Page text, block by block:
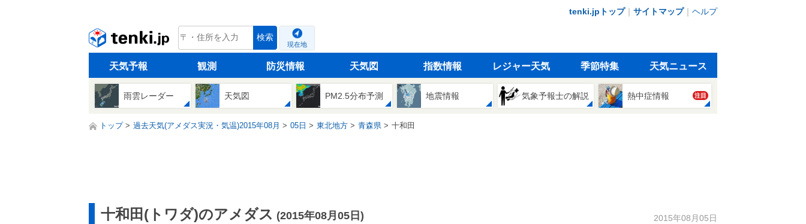
tenki.jpトップ｜ サイトマップ｜ ヘルプ
tenki.jp 検索
現在地
天気予報 観測 防災情報 天気図 指数情報 レジャー天気 季節特集 天気ニュース
雨雲レーダー 天気図 PM2.5分布予測 地震情報 気象予報士の解説 熱中症情報 注目
トップ 過去天気(アメダス実況・気温)2015年08月 05日 東北地方 青森県 十和田
十和田(トワダ)のアメダス (2015年08月05日) 2015年08月05日